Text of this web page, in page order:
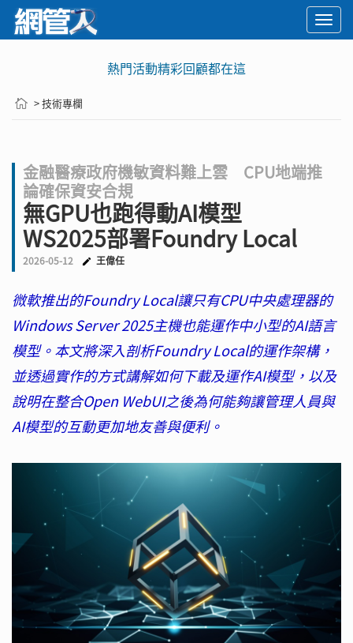
熱門活動精彩回顧都在這
> 技術專欄
金融醫療政府機敏資料難上雲 CPU地端推
論確保資安合規
無GPU也跑得動AI模型
WS2025部署Foundry Local
2026-05-12 王偉任
微軟推出的Foundry Local讓只有CPU中央處理器的
Windows Server 2025主機也能運作中小型的AI語言
模型。本文將深入剖析Foundry Local的運作架構，
並透過實作的方式講解如何下載及運作AI模型，以及
說明在整合Open WebUI之後為何能夠讓管理人員與
AI模型的互動更加地友善與便利。